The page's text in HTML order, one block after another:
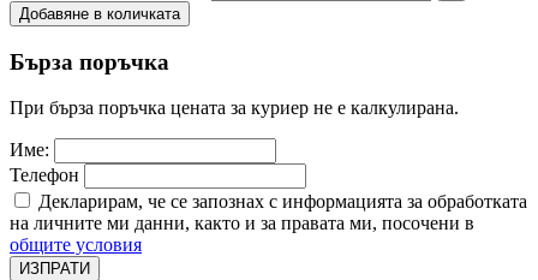
Добавяне в количката
Бърза поръчка
При бърза поръчка цената за куриер не е калкулирана.
Име:
Телефон
Декларирам, че се запознах с информацията за обработката
на личните ми данни, както и за правата ми, посочени в
общите условия
ИЗПРАТИ